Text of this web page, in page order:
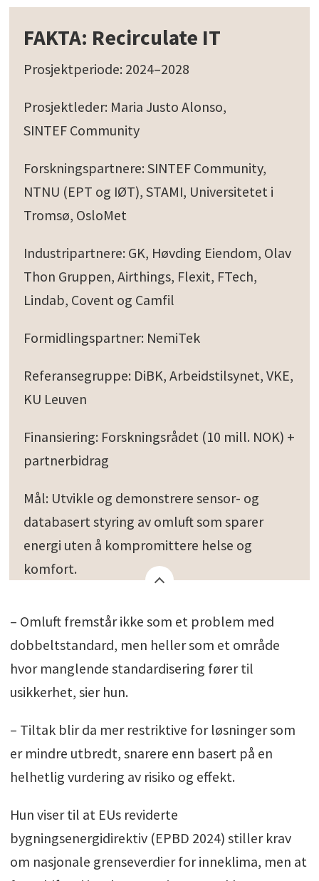
FAKTA: Recirculate IT
Prosjektperiode: 2024–2028
Prosjektleder: Maria Justo Alonso,
SINTEF Community
Forskningspartnere: SINTEF Community,
NTNU (EPT og IØT), STAMI, Universitetet i
Tromsø, OsloMet
Industripartnere: GK, Høvding Eiendom, Olav
Thon Gruppen, Airthings, Flexit, FTech,
Lindab, Covent og Camfil
Formidlingspartner: NemiTek
Referansegruppe: DiBK, Arbeidstilsynet, VKE,
KU Leuven
Finansiering: Forskningsrådet (10 mill. NOK) +
partnerbidrag
Mål: Utvikle og demonstrere sensor- og
databasert styring av omluft som sparer
energi uten å kompromittere helse og
komfort.
– Omluft fremstår ikke som et problem med
dobbeltstandard, men heller som et område
hvor manglende standardisering fører til
usikkerhet, sier hun.
– Tiltak blir da mer restriktive for løsninger som
er mindre utbredt, snarere enn basert på en
helhetlig vurdering av risiko og effekt.
Hun viser til at EUs reviderte
bygningsenergidirektiv (EPBD 2024) stiller krav
om nasjonale grenseverdier for inneklima, men at